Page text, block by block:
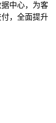
中心，为客
，全面提升